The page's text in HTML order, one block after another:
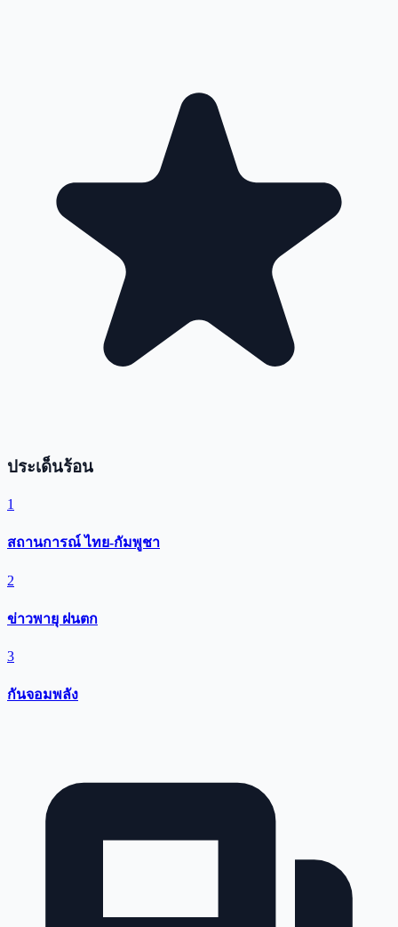
ประเด็นร้อน
1
สถานการณ์ ไทย-กัมพูชา
2
ข่าวพายุ ฝนตก
3
กันจอมพลัง